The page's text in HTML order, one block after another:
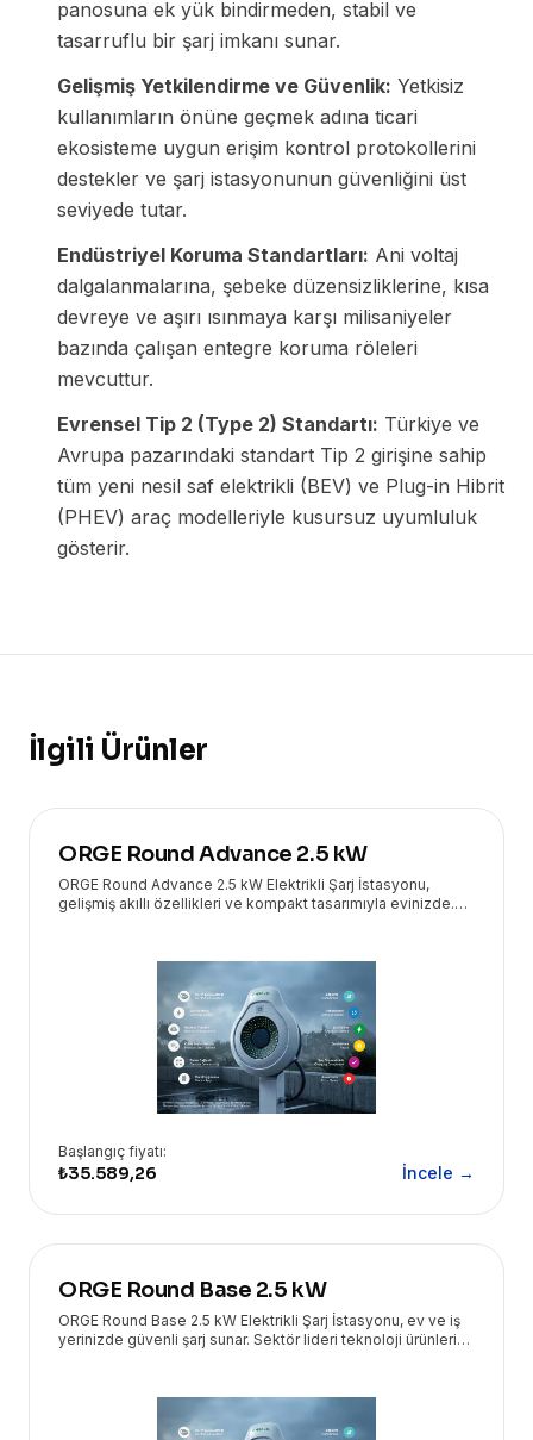
panosuna ek yük bindirmeden, stabil ve
tasarruflu bir şarj imkanı sunar.
Gelişmiş Yetkilendirme ve Güvenlik: Yetkisiz
kullanımların önüne geçmek adına ticari
ekosisteme uygun erişim kontrol protokollerini
destekler ve şarj istasyonunun güvenliğini üst
seviyede tutar.
Endüstriyel Koruma Standartları: Ani voltaj
dalgalanmalarına, şebeke düzensizliklerine, kısa
devreye ve aşırı ısınmaya karşı milisaniyeler
bazında çalışan entegre koruma röleleri
mevcuttur.
Evrensel Tip 2 (Type 2) Standartı: Türkiye ve
Avrupa pazarındaki standart Tip 2 girişine sahip
tüm yeni nesil saf elektrikli (BEV) ve Plug-in Hibrit
(PHEV) araç modelleriyle kusursuz uyumluluk
gösterir.
İlgili Ürünler
ORGE Round Advance 2.5 kW
ORGE Round Advance 2.5 kW Elektrikli Şarj İstasyonu,
gelişmiş akıllı özellikleri ve kompakt tasarımıyla evinizde.
Başlangıç fiyatı:
₺35.589,26 İncele →
ORGE Round Base 2.5 kW
ORGE Round Base 2.5 kW Elektrikli Şarj İstasyonu, ev ve iş
yerinizde güvenli şarj sunar. Sektör lideri teknoloji ürünleri